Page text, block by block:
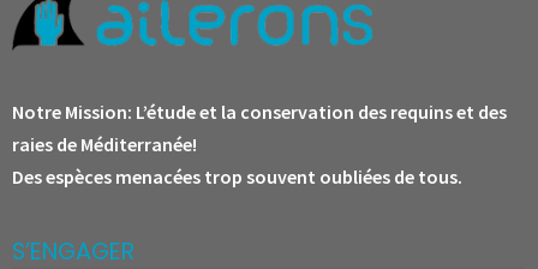
Notre Mission: L’étude et la conservation des requins et des
raies de Méditerranée!
Des espèces menacées trop souvent oubliées de tous.
S’ENGAGER